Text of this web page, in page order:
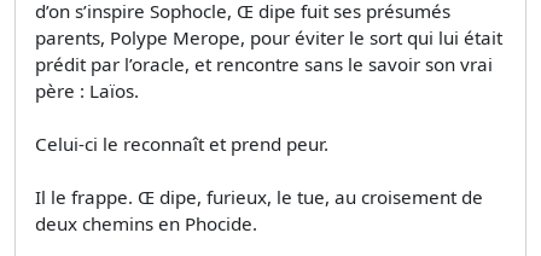
d’on s’inspire Sophocle, Œ dipe fuit ses présumés
parents, Polype Merope, pour éviter le sort qui lui était
prédit par l’oracle, et rencontre sans le savoir son vrai
père : Laïos.
Celui-ci le reconnaît et prend peur.
Il le frappe. Œ dipe, furieux, le tue, au croisement de
deux chemins en Phocide.